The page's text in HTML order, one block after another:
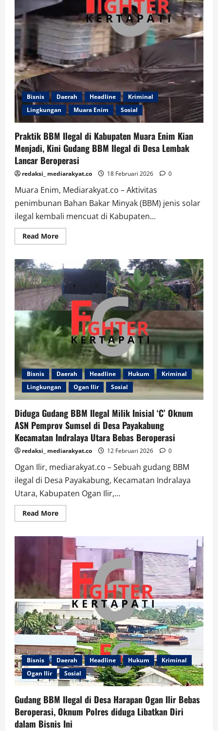
Bisnis Daerah Headline
Kriminal
Lingkungan
Muara Enim Sosial
Praktik BBM Ilegal di Kabupaten Muara Enim Kian
Menjadi, Kini Gudang BBM Ilegal di Desa Lembak
Lancar Beroperasi
redaksi_ mediarakyat.co 18 Februari 2026 0
Muara Enim, Mediarakyat.co – Aktivitas
penimbunan Bahan Bakar Minyak (BBM) jenis solar
ilegal kembali mencuat di Kabupaten...
Read MoreRead
more
BBM
Ilegal
di
Kabupaten
Muara
Enim
Kian
Menjadi,
Gudang
BBM
Ilegal
di
Desa
Lembak
Lancar
Beroperasi
Bisnis Daerah Headline Hukum
Kriminal
Lingkungan
Ogan Ilir Sosial
Diduga Gudang BBM Ilegal Milik Inisial ‘C’ Oknum
ASN Pemprov Sumsel di Desa Payakabung
Kecamatan Indralaya Utara Bebas Beroperasi
redaksi_ mediarakyat.co 12 Februari 2026 0
Ogan Ilir, mediarakyat.co – Sebuah gudang BBM
ilegal di Desa Payakabung, Kecamatan Indralaya
Utara, Kabupaten Ogan Ilir,...
Read MoreRead
more
Gudang
Ilegal
Milik
Inisial
‘C’
Oknum
ASN
Pemprov
Sumsel
di
Desa
Payakabung
Kecamatan
Indralaya
Utara
Bebas
Beroperasi
Bisnis Daerah Headline Hukum
Kriminal
Ogan Ilir
Sosial
Gudang BBM Ilegal di Desa Harapan Ogan Ilir Bebas
Beroperasi, Oknum Polres diduga Libatkan Diri
dalam Bisnis Ini